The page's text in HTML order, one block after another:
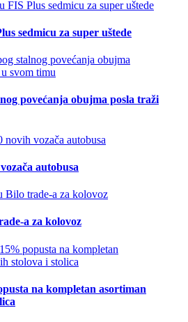
sedmicu za super uštede
povećanja obujma posla traži
autobusa
a za kolovoz
na kompletan asortiman